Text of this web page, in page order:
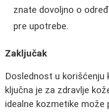
znate dovoljno o
pre upotrebe.
Zaključak
Doslednost u korišćenju
ključna je za zdravlje
idealne kozmetike može